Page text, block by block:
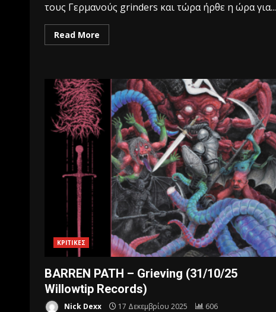
τους Γερμανούς grinders και τώρα ήρθε η ώρα για...
Read More
ΚΡΙΤΙΚΕΣ
BARREN PATH – Grieving (31/10/25
Willowtip Records)
Nick Dexx 17 Δεκεμβρίου 2025 606